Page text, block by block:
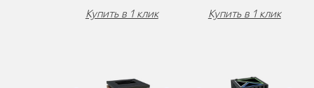
Купить в 1 клик Купить в 1 клик